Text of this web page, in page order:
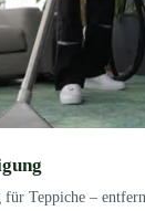
Teppiche –